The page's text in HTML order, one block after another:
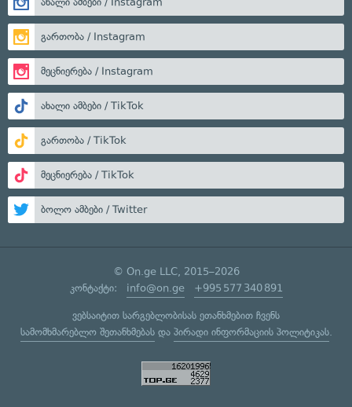
გართობა / Instagram
მეცნიერება / Instagram
ახალი ამბები / TikTok
გართობა / TikTok
მეცნიერება / TikTok
ბოლო ამბები / Twitter
© On.ge LLC, 2015–2026
კონტაქტი: info@on.ge +995 577 340 891
ვებსაიტით სარგებლობისას ეთანხმებით ჩვენს
სამომხმარებლო შეთანხმებასდა პირადი ინფორმაციის პოლიტიკას.